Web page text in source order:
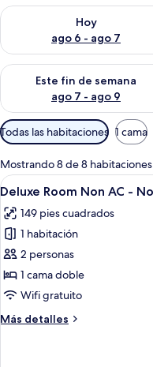
Hoy
ago 6 - ago 7
Consulta la disponibilidad
Este fin de semana
ago 7 - ago 9
Consulta la disponibilidad
Filtros
disponibles
para
las
habitaciones
Todas las habitaciones 1 cama
Mostrando 8 de 8 habitaciones
Abrir
todas
las
fotos
de
Deluxe
Room
AC
3
Deluxe Room Non AC -
149 pies cuadrados
1 habitación
2 personas
1 cama doble
Wifi gratuito
Más detalles
Más